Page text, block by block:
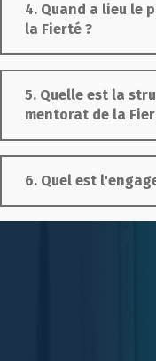
4. Quand a lieu le
la Fierté ?
5. Quelle est la
mentorat de la
6. Quel est